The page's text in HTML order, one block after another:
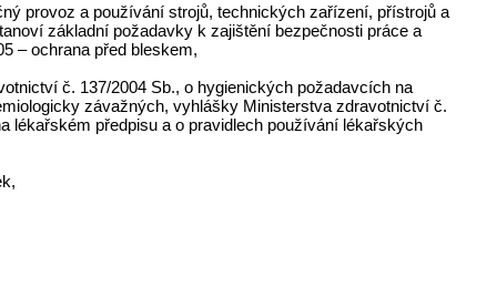
provoz a používání strojů, technických zařízení, přístrojů a
základní požadavky k zajištění bezpečnosti práce a
– ochrana před bleskem,
č. 137/2004 Sb., o hygienických požadavcích na
závažných, vyhlášky Ministerstva zdravotnictví č.
lékařském předpisu a o pravidlech používání lékařských